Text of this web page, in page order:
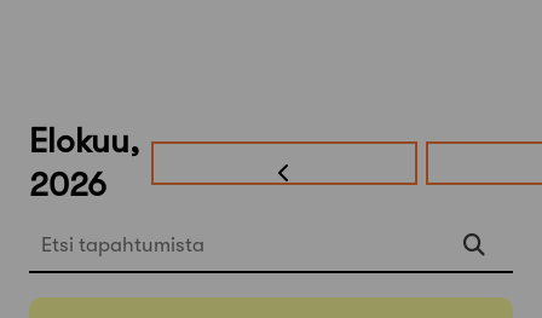
Elokuu,
2026
Etsi tapahtumista